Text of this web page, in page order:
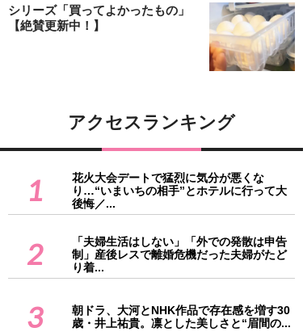
シリーズ「買ってよかったもの」
【絶賛更新中！】
アクセスランキング
1
花火大会デートで猛烈に気分が悪くな
り…“いまいちの相手”とホテルに行って大
後悔／...
2
「夫婦生活はしない」「外での発散は申告
制」産後レスで離婚危機だった夫婦がたど
り着...
3
朝ドラ、大河とNHK作品で存在感を増す30
歳・井上祐貴。凛とした美しさと“眉間の...